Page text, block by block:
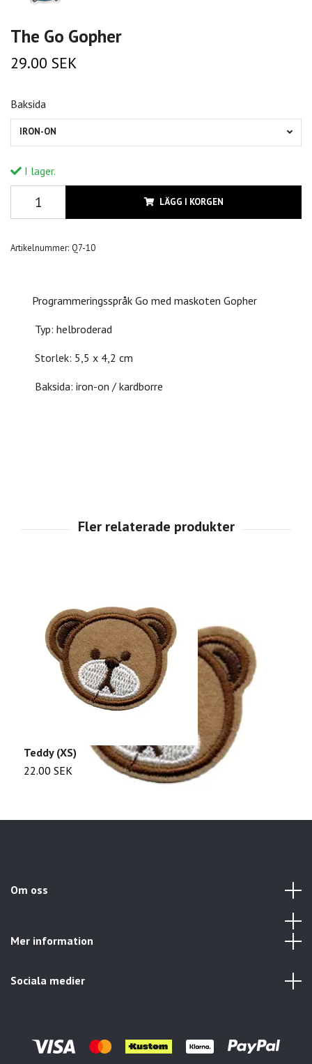
The Go Gopher
29.00 SEK
Baksida
IRON-ON
I lager.
LÄGG I KORGEN
Artikelnummer: Q7-10
Programmeringsspråk Go med maskoten Gopher
Typ: helbroderad
Storlek: 5,5 x 4,2 cm
Baksida: iron-on / kardborre
Teddy (XS)
22.00 SEK
Om oss
Mer information
Sociala medier